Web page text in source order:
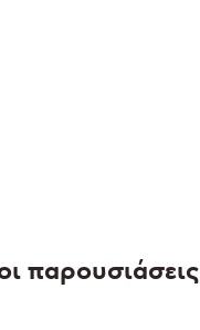
παρουσιάσεις